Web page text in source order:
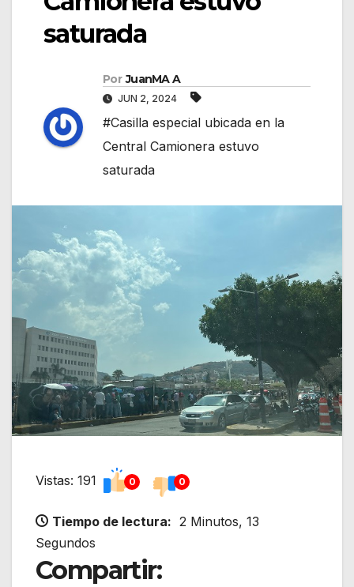
saturada
Por JuanMA A
JUN 2, 2024
#Casilla especial ubicada en la
Central Camionera estuvo
saturada
Vistas: 191 0 0
Tiempo de lectura: 2 Minutos, 13
Segundos
Compartir: